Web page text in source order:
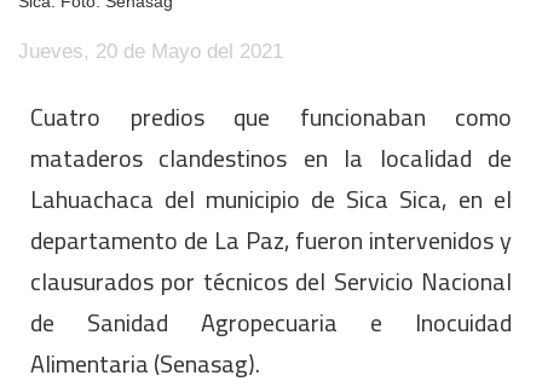
Jueves, 20 de Mayo del 2021
Cuatro predios que funcionaban como
mataderos clandestinos en la localidad de
Lahuachaca del municipio de Sica Sica, en el
departamento de La Paz, fueron intervenidos y
clausurados por técnicos del Servicio Nacional
de Sanidad Agropecuaria e Inocuidad
Alimentaria (Senasag).